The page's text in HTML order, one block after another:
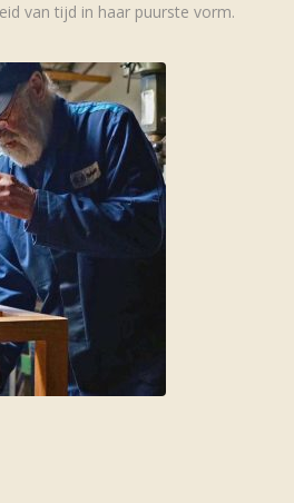
van tijd in haar puurste vorm.